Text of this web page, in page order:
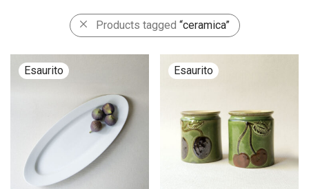
Products tagged “ceramica”